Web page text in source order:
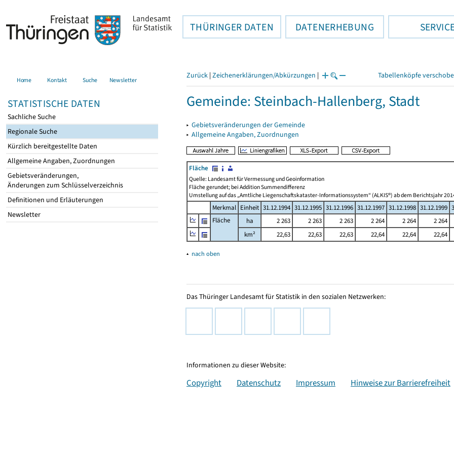
THÜRINGER DATEN DATENERHEBUNG
Home Kontakt Suche Newsletter
STATISTISCHE DATEN
Sachliche Suche
Regionale Suche
Kürzlich bereitgestellte Daten
Allgemeine Angaben, Zuordnungen
Gebietsveränderungen,
Änderungen zum Schlüsselverzeichnis
Definitionen und Erläuterungen
Newsletter
Zurück | Zeichenerklärungen/Abkürzungen | Tabellenköpfe
Gemeinde: Steinbach-Hallenberg, Stadt
▸ Gebietsveränderungen der Gemeinde
▸ Allgemeine Angaben, Zuordnungen
Fläche
Quelle: Landesamt für Vermessung und Geoinformation
Fläche gerundet; bei Addition Summendifferenz
Umstellung auf das „Amtliche Liegenschaftskataster-Informationssystem“ (ALKIS®) ab dem Berichtsjahr
Merkmal Einheit 31.12.1994 31.12.1995 31.12.1996 31.12.1997 31.12.1998 31.12.1999
Fläche
ha 2 263 2 263 2 263 2 264 2 264 2 264
km²
22,63 22,63 22,63 22,64 22,64 22,64
▴ nach oben
Das Thüringer Landesamt für Statistik in den sozialen Netzwerken:
Informationen zu dieser Website:
Copyright Datenschutz Impressum Hinweise zur Barrierefreiheit